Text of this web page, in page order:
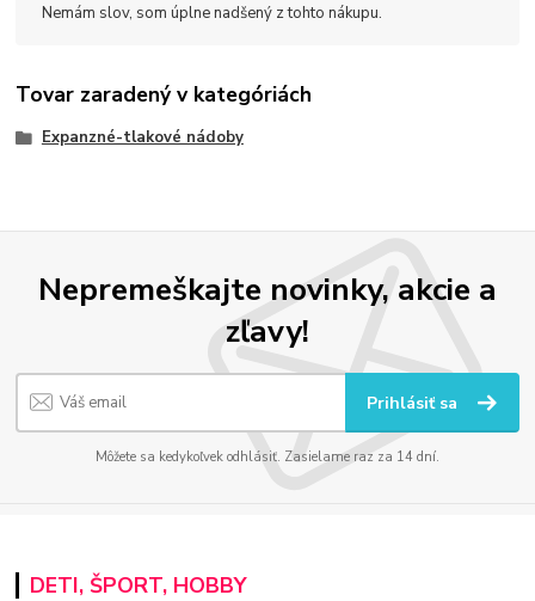
Nemám slov, som úplne nadšený z tohto nákupu.
Tovar zaradený v kategóriách
Expanzné-tlakové nádoby
Nepremeškajte novinky, akcie a
zľavy!
Prihlásiť sa
Môžete sa kedykoľvek odhlásiť. Zasielame raz za 14 dní.
DETI, ŠPORT, HOBBY